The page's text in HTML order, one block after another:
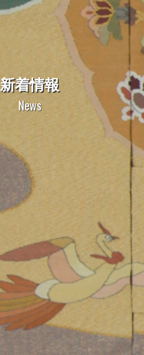
新着情報
News